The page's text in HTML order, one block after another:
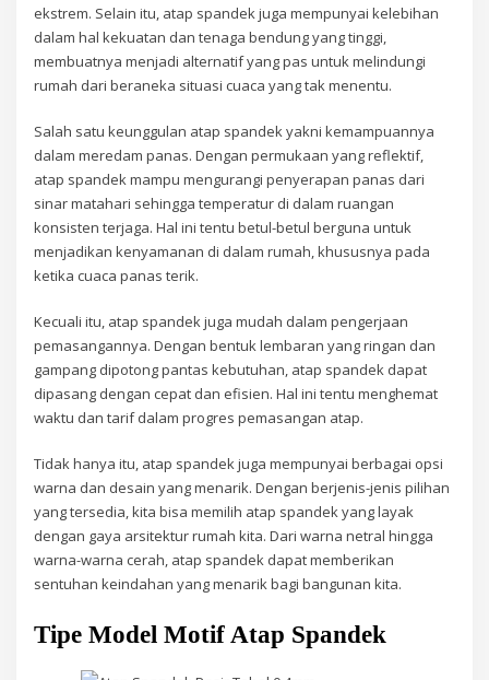
ekstrem. Selain itu, atap spandek juga mempunyai kelebihan
dalam hal kekuatan dan tenaga bendung yang tinggi,
membuatnya menjadi alternatif yang pas untuk melindungi
rumah dari beraneka situasi cuaca yang tak menentu.
Salah satu keunggulan atap spandek yakni kemampuannya
dalam meredam panas. Dengan permukaan yang reflektif,
atap spandek mampu mengurangi penyerapan panas dari
sinar matahari sehingga temperatur di dalam ruangan
konsisten terjaga. Hal ini tentu betul-betul berguna untuk
menjadikan kenyamanan di dalam rumah, khususnya pada
ketika cuaca panas terik.
Kecuali itu, atap spandek juga mudah dalam pengerjaan
pemasangannya. Dengan bentuk lembaran yang ringan dan
gampang dipotong pantas kebutuhan, atap spandek dapat
dipasang dengan cepat dan efisien. Hal ini tentu menghemat
waktu dan tarif dalam progres pemasangan atap.
Tidak hanya itu, atap spandek juga mempunyai berbagai opsi
warna dan desain yang menarik. Dengan berjenis-jenis pilihan
yang tersedia, kita bisa memilih atap spandek yang layak
dengan gaya arsitektur rumah kita. Dari warna netral hingga
warna-warna cerah, atap spandek dapat memberikan
sentuhan keindahan yang menarik bagi bangunan kita.
Tipe Model Motif Atap Spandek